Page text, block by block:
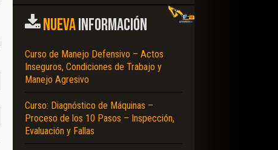
NUEVAINFORMACIÓN
Curso de Manejo Defensivo – Actos
Inseguros, Condiciones de Trabajo y
Manejo Agresivo
Curso: Diagnóstico de Máquinas –
Proceso de los 10 Pasos – Inspección,
Evaluación y Fallas